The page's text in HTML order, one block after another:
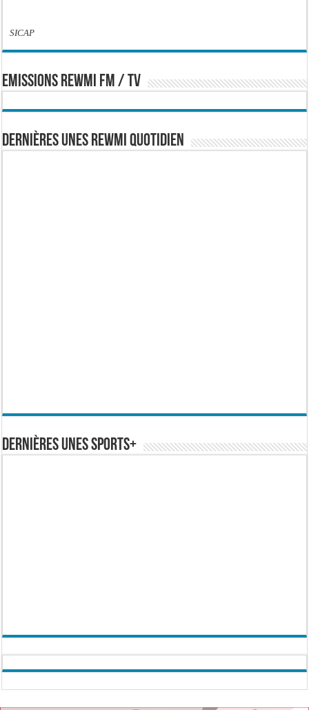
SICAP
EMISSIONS REWMI FM / TV
Dernières Unes Rewmi Quotidien
Dernières Unes Sports+